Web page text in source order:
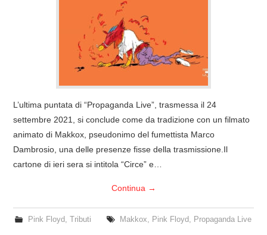
L’ultima puntata di “Propaganda Live”, trasmessa il 24
settembre 2021, si conclude come da tradizione con un filmato
animato di Makkox, pseudonimo del fumettista Marco
Dambrosio, una delle presenze fisse della trasmissione.Il
cartone di ieri sera si intitola “Circe” e…
Continua →
Pink Floyd, Tributi Makkox, Pink Floyd, Propaganda Live